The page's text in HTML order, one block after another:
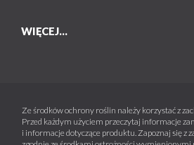
WIĘCEJ...
Ze środków ochrony roślin należy korzystać z
Przed każdym użyciem przeczytaj informacje
i informacje dotyczące produktu. Zapoznaj się z